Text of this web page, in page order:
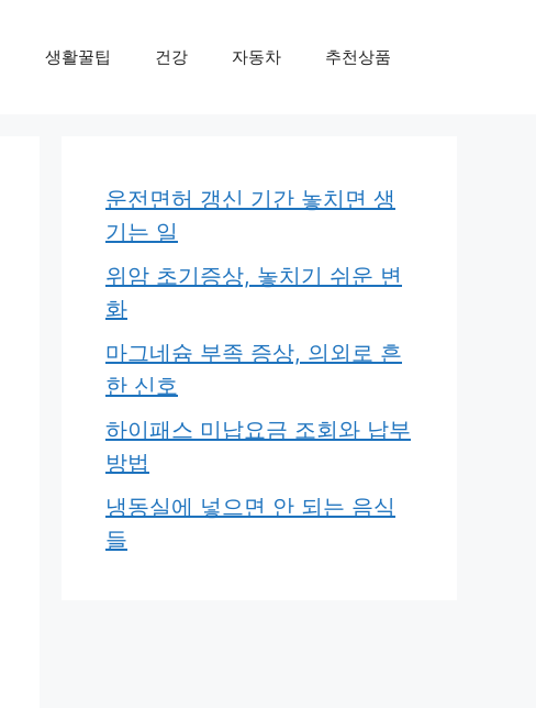
생활꿀팁 건강 자동차 추천상품
운전면허 갱신 기간 놓치면 생
기는 일
위암 초기증상, 놓치기 쉬운 변
화
마그네슘 부족 증상, 의외로 흔
한 신호
하이패스 미납요금 조회와 납부
방법
냉동실에 넣으면 안 되는 음식
들